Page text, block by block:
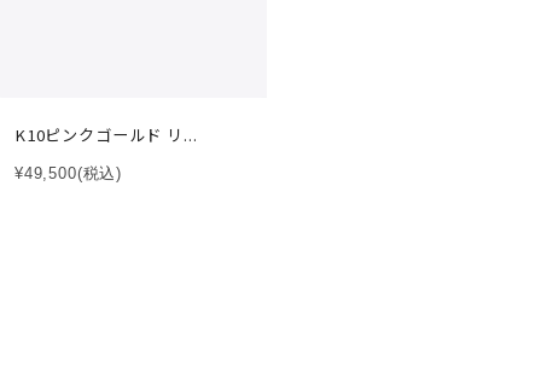
K10ピンクゴールド リ...
¥49,500(税込)